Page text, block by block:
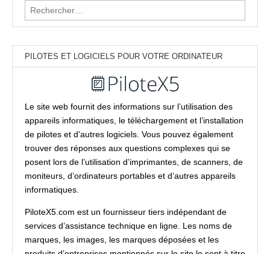
Rechercher :
PILOTES ET LOGICIELS POUR VOTRE ORDINATEUR
Le site web fournit des informations sur l’utilisation des
appareils informatiques, le téléchargement et l’installation
de pilotes et d’autres logiciels. Vous pouvez également
trouver des réponses aux questions complexes qui se
posent lors de l’utilisation d’imprimantes, de scanners, de
moniteurs, d’ordinateurs portables et d’autres appareils
informatiques.
PiloteX5.com est un fournisseur tiers indépendant de
services d’assistance technique en ligne. Les noms de
marques, les images, les marques déposées et les